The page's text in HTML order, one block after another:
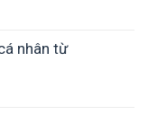
nhân từ